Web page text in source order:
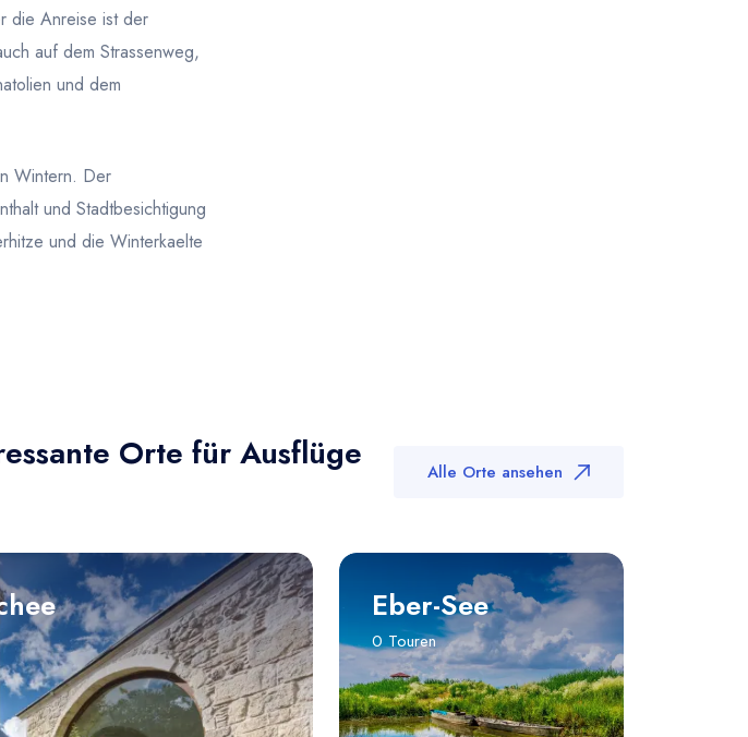
die Anreise ist der
auf dem Strassenweg,
und dem
Wintern. Der
und Stadtbesichtigung
und die Winterkaelte
Orte für Ausflüge Alle Orte ansehen
Eber-See
0 Touren